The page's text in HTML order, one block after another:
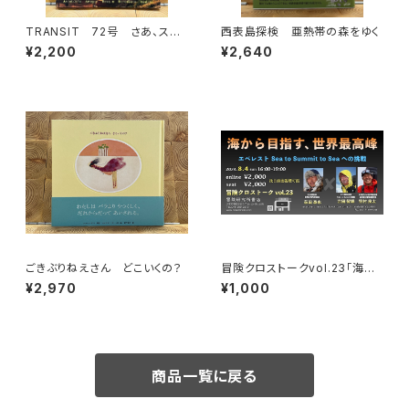
TRANSIT 72号 さあ、スペ
インへ！ 太陽と海と土の国
¥2,200
西表島探検 亜熱帯の森をゆく
¥2,640
ごきぶりねえさん どこいくの？
¥2,970
冒険クロストークvol.23「海か
ら目指す、世界最高峰」録画視聴
権
¥1,000
商品一覧に戻る